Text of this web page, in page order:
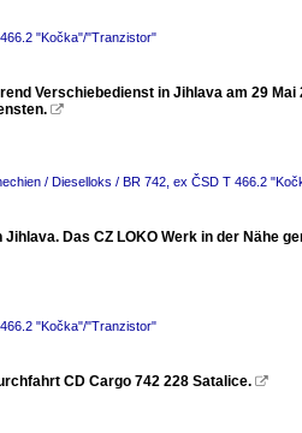
"Kočka"/"Tranzistor"
Verschiebedienst in Jihlava am 29

/ Dieselloks / BR 742, ex ČSD T 466.2
Jihlava. Das CZ LOKO Werk in der Nähe
"Kočka"/"Tranzistor"
CD Cargo 742 228 Satalice. 